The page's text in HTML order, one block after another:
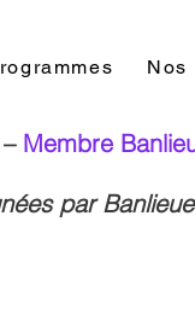
Nos
Membre
par